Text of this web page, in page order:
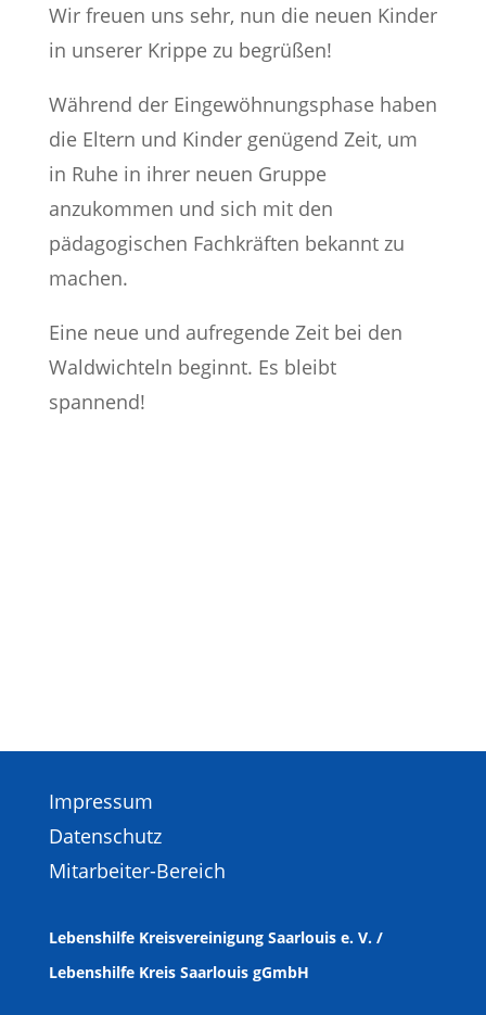
Wir freuen uns sehr, nun die neuen Kinder
in unserer Krippe zu begrüßen!
Während der Eingewöhnungsphase haben
die Eltern und Kinder genügend Zeit, um
in Ruhe in ihrer neuen Gruppe
anzukommen und sich mit den
pädagogischen Fachkräften bekannt zu
machen.
Eine neue und aufregende Zeit bei den
Waldwichteln beginnt. Es bleibt
spannend!
Impressum
Datenschutz
Mitarbeiter-Bereich
Lebenshilfe Kreisvereinigung Saarlouis e. V. /
Lebenshilfe Kreis Saarlouis gGmbH